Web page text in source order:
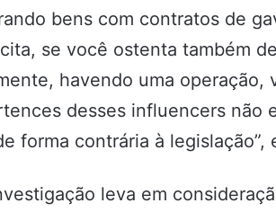
bens com contratos de
se você ostenta também
havendo uma operação,
desses influencers não
forma contrária à legislação”,
leva em